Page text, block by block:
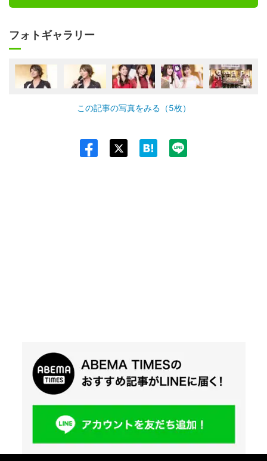
フォトギャラリー
この記事の写真をみる（5枚）